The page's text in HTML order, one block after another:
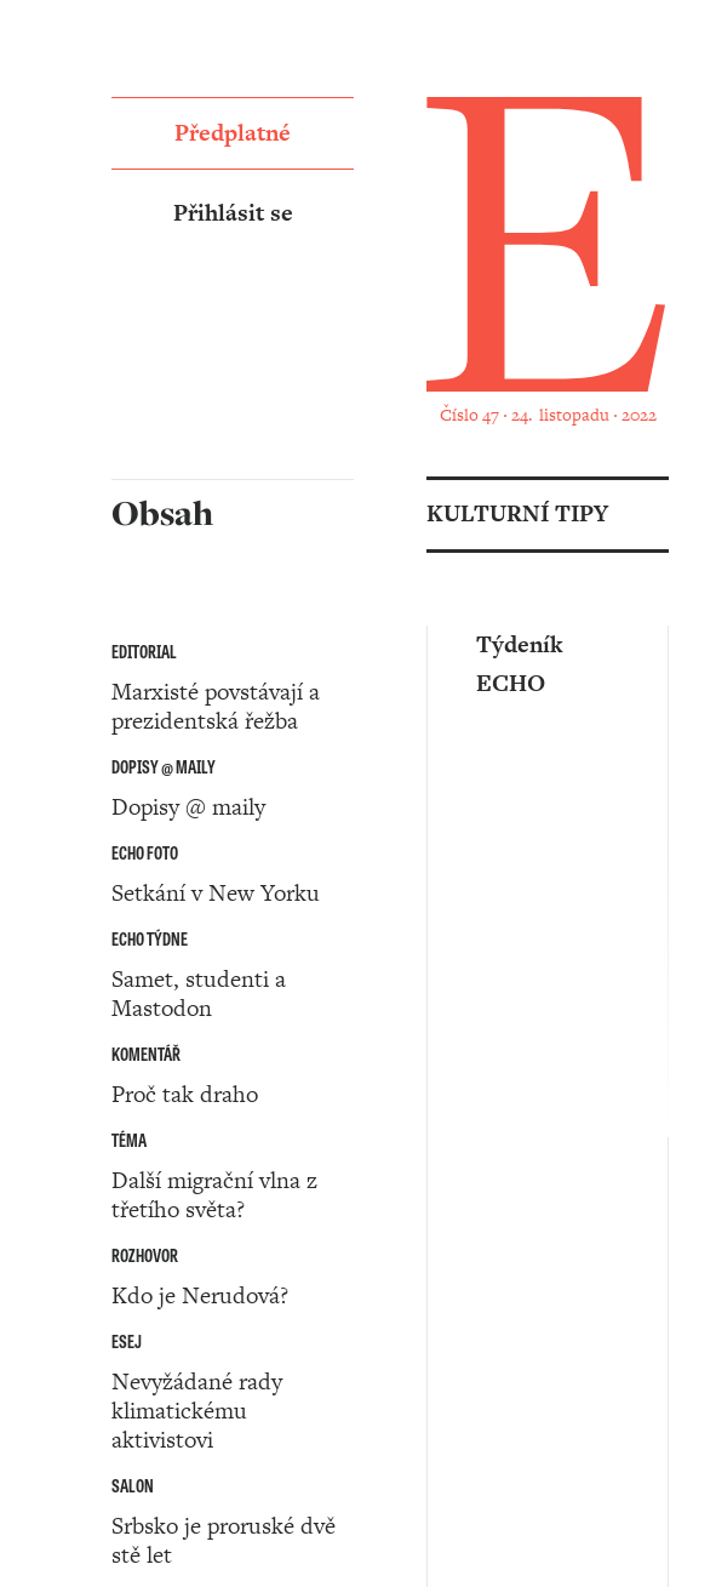
Číslo 47 ‧ 24. listopadu ‧ 2022
Předplatné
Přihlásit se
Obsah
EDITORIAL
Marxisté povstávají a
prezidentská řežba
DOPISY @ MAILY
Dopisy @ maily
ECHO FOTO
Setkání v New Yorku
ECHO TÝDNE
Samet, studenti a
Mastodon
KOMENTÁŘ
Proč tak draho
TÉMA
Další migrační vlna z
třetího světa?
ROZHOVOR
Kdo je Nerudová?
ESEJ
Nevyžádané rady
klimatickému
aktivistovi
SALON
Srbsko je proruské dvě
stě let
KULTURNÍ TIPY
Týdeník
ECHO